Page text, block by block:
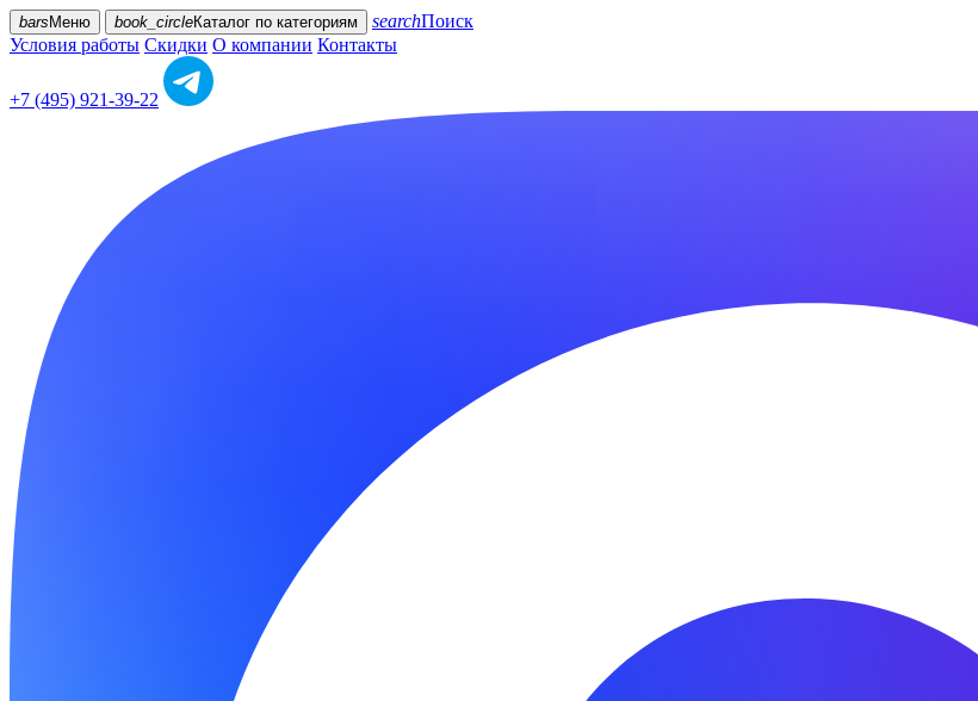
bars Меню book_circleКаталог по категориям searchПоиск
Условия работы Скидки О компании Контакты
+7 (495) 921-39-22